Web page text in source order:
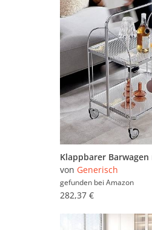
von Generisch
gefunden bei Amazon
282,37 €